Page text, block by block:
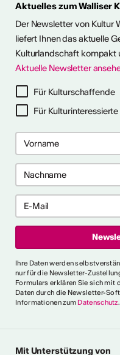
abonnieren
2024/2025
Aktuelles zum Walliser
Der Newsletter von Kultur
liefert Ihnen das aktuelle
Kulturlandschaft kompakt
Aktuelle Newsletter
Für Kulturschaffende
Für Kulturinteressierte
Ihre Daten werden
nur für die Newsletter-
Formulars erklären Sie sich mit
Daten durch die Newsletter-
Informationen zum Datenschutz.
Mit Unterstützung von